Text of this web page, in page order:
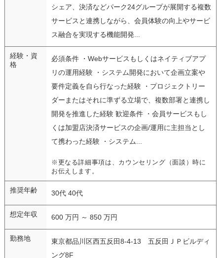
シェア、決済などパーク24グループが展開する複数
サービスと連携しながら、会員体験の向上やサービ
ス融合を実現する機能開発...
経験・資
格
必須条件 ・Webサービスもしくはネイティブアプ
リの運用経験 ・システム開発において企画立案や
要件定義を自ら行なった経験 ・プロジェクトリー
ダーまたはそれに準ずる立場で、複数部署と連携し
開発を推進した経験 歓迎条件 ・会員サービスもし
くは加盟店決済サービスの企画/運用に主担当とし
て携わった経験 ・システム...
※更なる詳細事項は、カウンセリング（面談）時に
お伝えします。
推奨年齢 30代 40代
想定年収 600 万円 ～ 850 万円
勤務地
東京都品川区西五反田8-4-13 五反田ＪＰビルディ
ング8F